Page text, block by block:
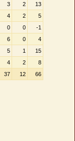
3 2
13
4 2
5
0 0
-1
6 0
4
5 1
15
4 2
8
37 12 66